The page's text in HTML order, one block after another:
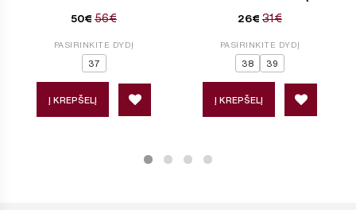
50€ 56€
PASIRINKITE DYDĮ
37
Į KREPŠELĮ
26€ 31€
PASIRINKITE DYDĮ
38 39
Į KREPŠELĮ